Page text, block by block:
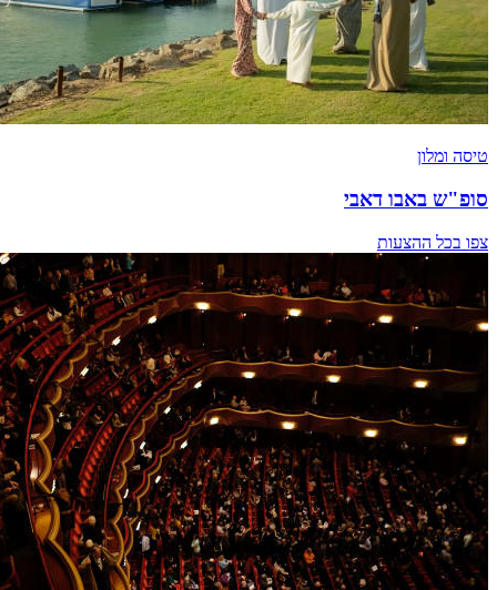
טיסה ומלון
סופ"ש באבו דאבי
צפו בכל ההצעות